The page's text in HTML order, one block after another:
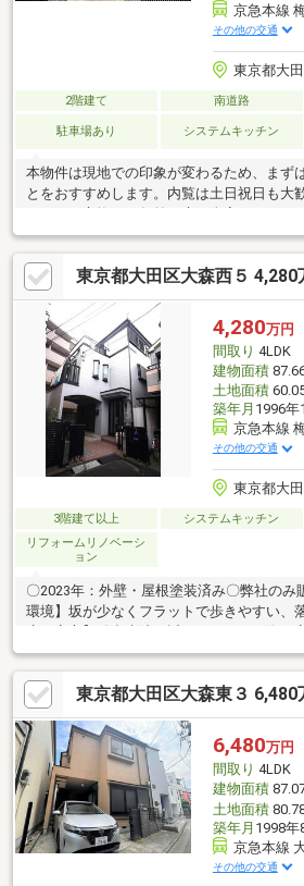
京急本線
その他の交通
東京都大
2階建て 南道路
駐車場あり システムキッチン
本物件は現地での印象が変わるため、まず
とをおすすめします。内覧は土日祝日も大
態は良好。大きなリフォームをせず、その
す。京急蒲田駅徒歩５分の便利な立地にあ
住環境が魅力の５ＬＤＫ。駅近・広さ・部
やすい点が特長です。子ども部屋、在宅ワ
族の暮らしに合わせて柔軟に使える間取り
転車を７台まで駐輪可能。子育て世帯はも
宅ワーク、将来の家族構成の変化にも柔軟
でこそ感じられ
東京都大田区大森西５ 4,280
4,280万円
間取り 4LDK
建物面積
土地面積
築年月 1996年
京急本線
その他の交通
東京都大
3階建て以上 システムキッチン
リフォームリノベーシ
ョン
〇2023年：外壁・屋根塗装済み〇弊社のみ
環境】坂が少なくフラットで歩きやすい、
前商店街・スーパー・コンビニが徒歩圏内
【交通アクセス】品川・羽田空港・横浜エ
環境】坂が少なくフラットで歩きやすい、
療・安心】総合病院が近く、万が一の際に
前商店街・スーパー・コンビニが徒歩圏内
【交通アクセス】品川・羽田空港・横浜エ
内状況により買主にてフルリフォームが必
東京都大田区大森東３ 6,480
6,480万円
間取り 4LDK
建物面積
土地面積
築年月 1998年
京急本線
その他の交通